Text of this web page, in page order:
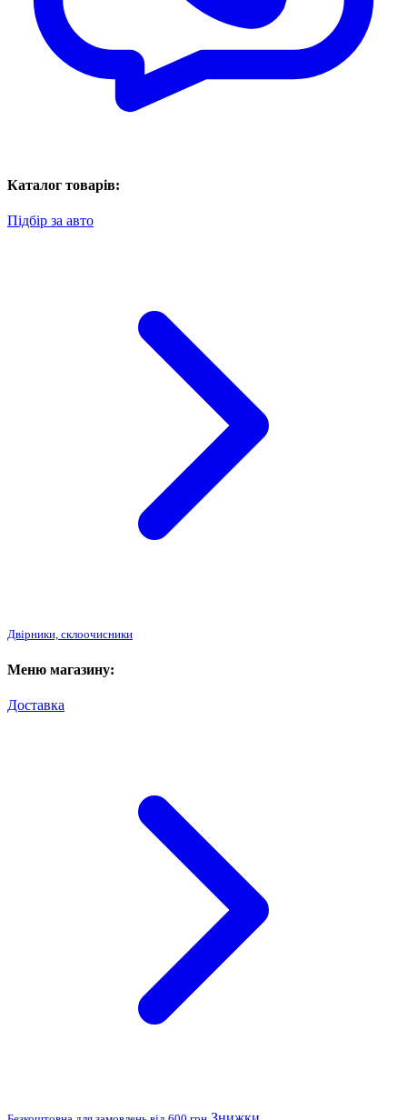
Каталог товарів:
Підбір за авто
Двірники, склоочисники
Меню магазину:
Доставка